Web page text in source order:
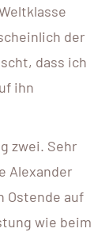
der
dass ich
ihn
zwei. Sehr
Alexander
Ostende auf
wie beim